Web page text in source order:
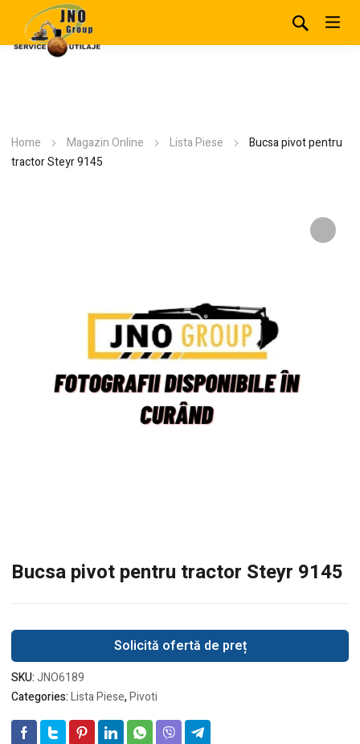
Home Magazin Online Lista Piese
Bucsa pivot pentru
tractor Steyr 9145
Bucsa pivot pentru tractor Steyr 9145
Solicită ofertă de preț
SKU:JNO6189
Categories:Lista Piese,Pivoti